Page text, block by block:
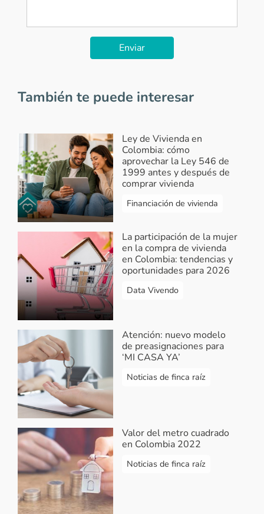
Enviar
También te puede interesar
Ley de Vivienda en
Colombia: cómo
aprovechar la Ley 546 de
1999 antes y después de
comprar vivienda
Financiación de vivienda
La participación de la mujer
en la compra de vivienda
en Colombia: tendencias y
oportunidades para 2026
Data Vivendo
Atención: nuevo modelo
de preasignaciones para
‘MI CASA YA’
Noticias de finca raíz
Valor del metro cuadrado
en Colombia 2022
Noticias de finca raíz